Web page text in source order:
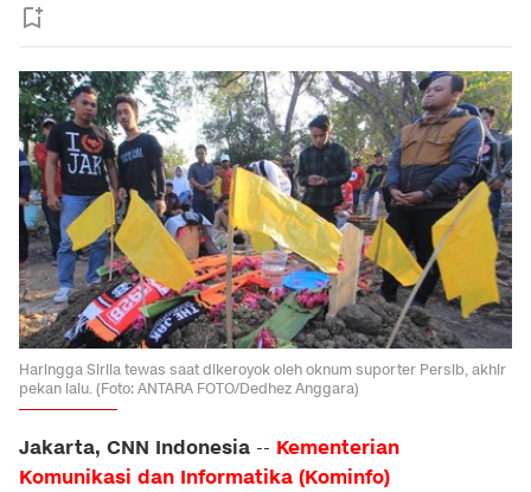
Haringga Sirila tewas saat dikeroyok oleh oknum suporter Persib, akhir
pekan lalu. (Foto: ANTARA FOTO/Dedhez Anggara)
Jakarta, CNN Indonesia -- Kementerian
Komunikasi dan Informatika (Kominfo)